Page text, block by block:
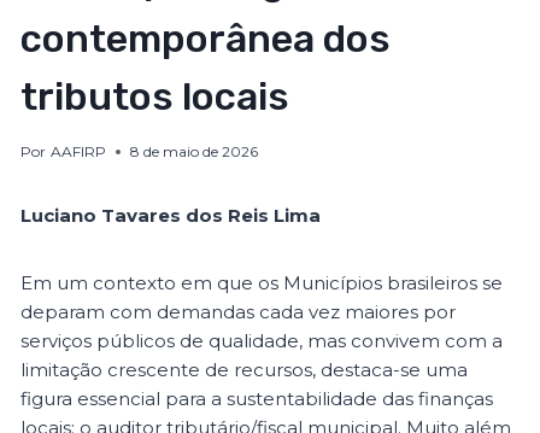
contemporânea dos
tributos locais
Por AAFIRP 8 de maio de 2026
Luciano Tavares dos Reis Lima
Em um contexto em que os Municípios brasileiros se
deparam com demandas cada vez maiores por
serviços públicos de qualidade, mas convivem com a
limitação crescente de recursos, destaca-se uma
figura essencial para a sustentabilidade das finanças
locais: o auditor tributário/fiscal municipal. Muito além